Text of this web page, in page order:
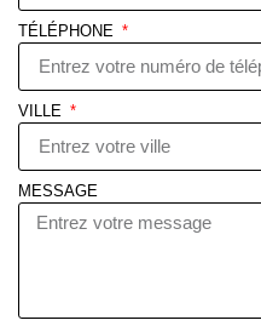
TÉLÉPHONE
VILLE
MESSAGE